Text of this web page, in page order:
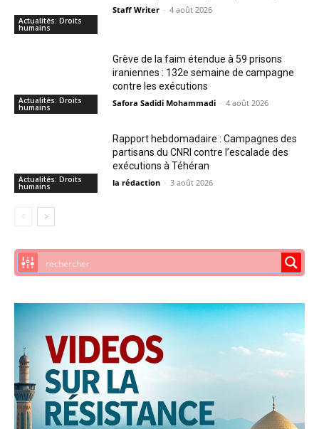
Actualités: Droits
humains
Staff Writer - 4 août 2026
Actualités: Droits
humains
Grève de la faim étendue à 59 prisons
iraniennes : 132e semaine de campagne
contre les exécutions
Safora Sadidi Mohammadi - 4 août 2026
Actualités: Droits
humains
Rapport hebdomadaire : Campagnes des
partisans du CNRI contre l’escalade des
exécutions à Téhéran
la rédaction - 3 août 2026